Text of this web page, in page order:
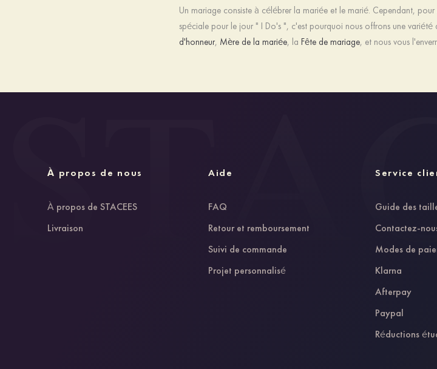
Un mariage consiste à célébrer la mariée et le marié. Cependant,
spéciale pour le jour " I Do's ", c'est pourquoi nous offrons une
d'honneur, Mère de la mariée, la Fête de mariage, et nous vous
À propos de nous
À propos de STACEES
Livraison
Aide
FAQ
Retour et remboursement
Suivi de commande
Projet personnalisé
Service
Guide des
Contactez-
Modes de
Klarna
Afterpay
Paypal
Réductions